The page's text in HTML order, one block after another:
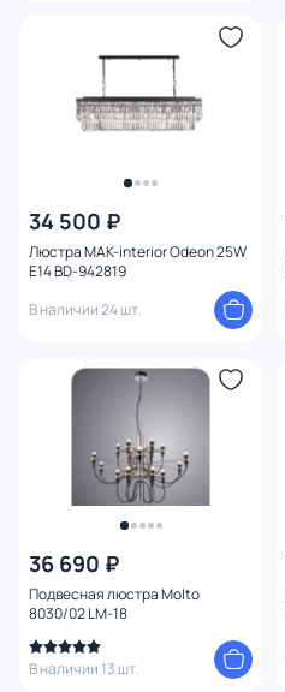
34 500 ₽
Люстра MAK-interior Odeon 25W
E14 BD-942819
В наличии 24 шт.
36 690 ₽
Подвесная люстра Molto
8030/02 LM-18
В наличии 13 шт.